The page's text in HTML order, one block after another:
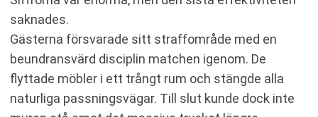
saknades.
Gästerna försvarade sitt straffområde med en
beundransvärd disciplin matchen igenom. De
flyttade möbler i ett trångt rum och stängde alla
naturliga passningsvägar. Till slut kunde dock inte